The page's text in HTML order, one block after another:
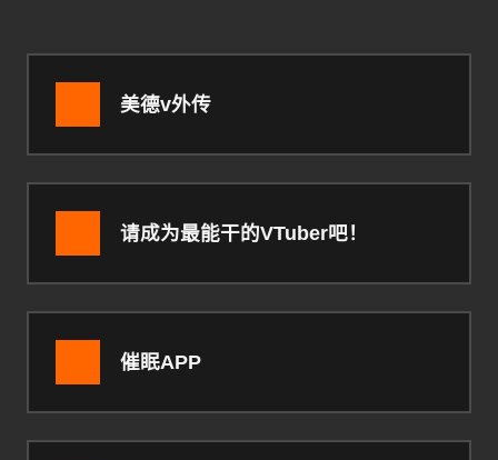
美德v外传
请成为最能干的VTuber吧！
催眠APP